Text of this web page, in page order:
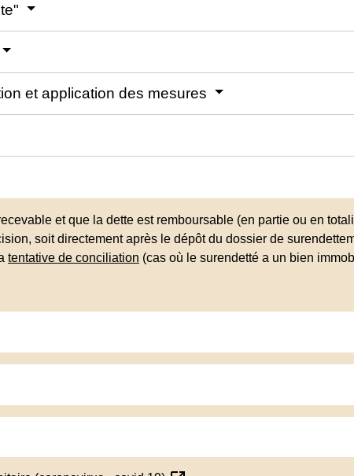
et application des mesures
et que la dette est remboursable (en partie ou en
soit directement après le dépôt du dossier de
tentative de conciliation (cas où le surendetté a un bien